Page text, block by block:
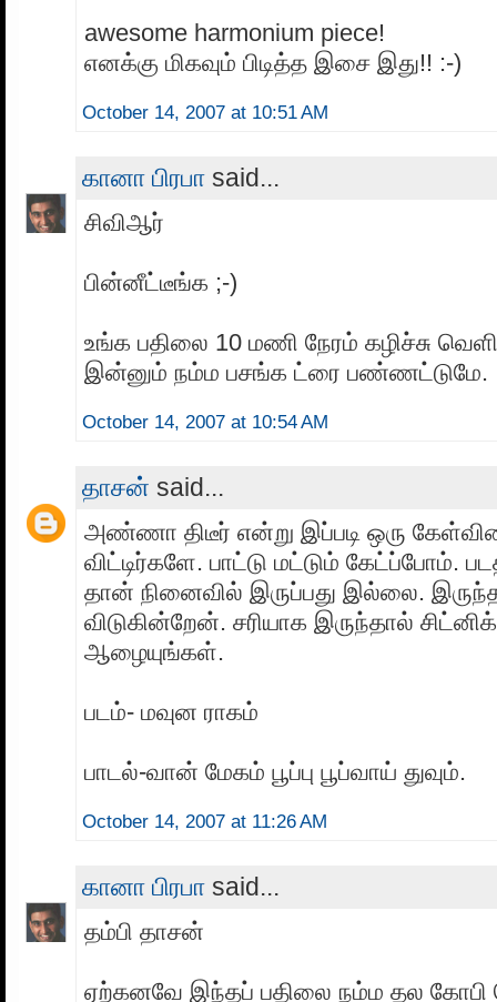
awesome harmonium piece!
எனக்கு மிகவும் பிடித்த இசை இது!! :-)
October 14, 2007 at 10:51 AM
கானா பிரபா said...
சிவிஆர்
பின்னீட்டீங்க ;-)
உங்க பதிலை 10 மணி நேரம் கழிச்சு
இன்னும் நம்ம பசங்க ட்ரை பண்ணட்டுமே.
October 14, 2007 at 10:54 AM
தாசன் said...
அண்ணா திடீர் என்று இப்படி ஒரு
விட்டிர்களே. பாட்டு மட்டும் கேட்ப்போம்.
தான் நினைவில் இருப்பது இல்லை.
விடுகின்றேன். சரியாக இருந்தால்
ஆழையுங்கள்.
படம்- மவுன ராகம்
பாடல்-வான் மேகம் பூப்பு பூப்வாய் துவும்.
October 14, 2007 at 11:26 AM
கானா பிரபா said...
தம்பி தாசன்
ஏற்கனவே இந்தப் பதிலை நம்ம தல கோபி